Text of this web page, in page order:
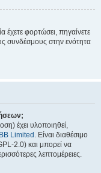
έχετε φορτώσει, πηγαίνετε
συνδέσμους στην ενότητα
έχει υλοποιηθεί,
Limited . Είναι διαθέσιμο
2.0) και μπορεί να
λεπτομέρειες.